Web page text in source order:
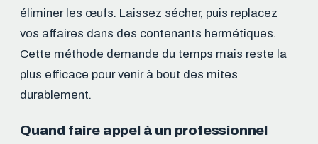
éliminer les œufs. Laissez sécher, puis replacez
vos affaires dans des contenants hermétiques.
Cette méthode demande du temps mais reste la
plus efficace pour venir à bout des mites
durablement.
Quand faire appel à un professionnel